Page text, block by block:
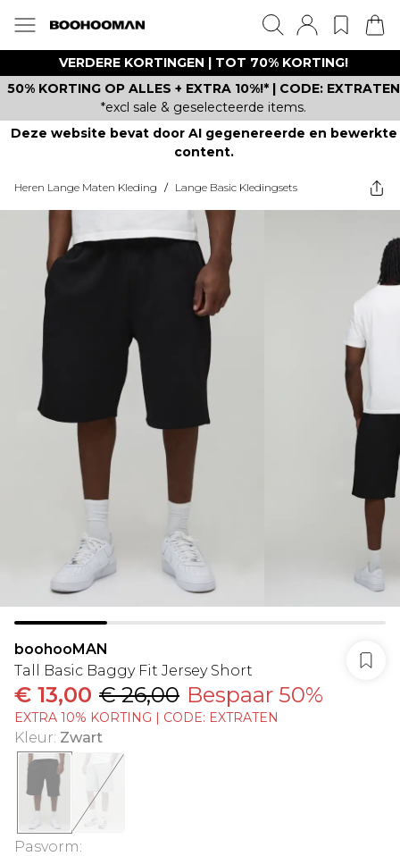
VERDERE KORTINGEN | TOT 70% KORTING!
50% KORTING OP ALLES + EXTRA 10%!* | CODE: EXTRATEN
*excl sale & geselecteerde items.
Deze website bevat door AI gegenereerde en bewerkte
content.
Heren Lange Maten Kleding / Lange Basic Kledingsets
boohooMAN
Tall Basic Baggy Fit Jersey Short
€ 13,00 € 26,00 Bespaar 50%
EXTRA 10% KORTING | CODE: EXTRATEN
Kleur: Zwart
Pasvorm: